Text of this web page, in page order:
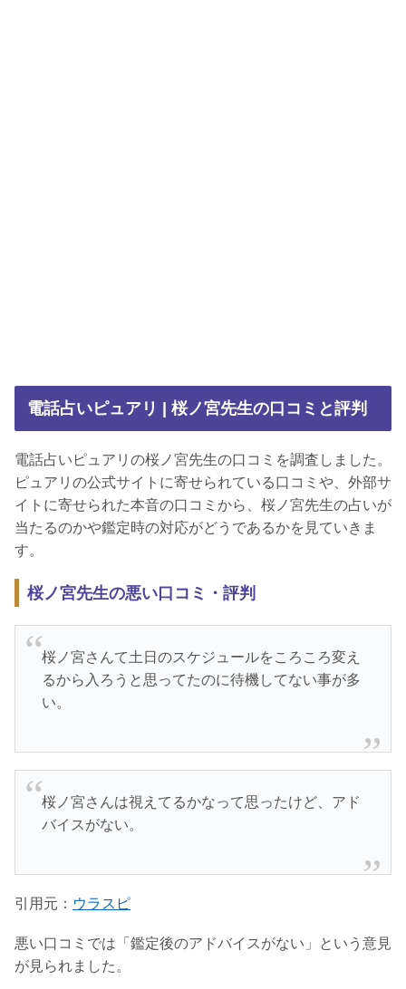
電話占いピュアリ | 桜ノ宮先生の口コミと評判
電話占いピュアリの桜ノ宮先生の口コミを調査しました。
ピュアリの公式サイトに寄せられている口コミや、外部サ
イトに寄せられた本音の口コミから、桜ノ宮先生の占いが
当たるのかや鑑定時の対応がどうであるかを見ていきま
す。
桜ノ宮先生の悪い口コミ・評判
桜ノ宮さんて土日のスケジュールをころころ変え
るから入ろうと思ってたのに待機してない事が多
い。
桜ノ宮さんは視えてるかなって思ったけど、アド
バイスがない。
引用元： ウラスピ
悪い口コミでは「鑑定後のアドバイスがない」という意見
が見られました。